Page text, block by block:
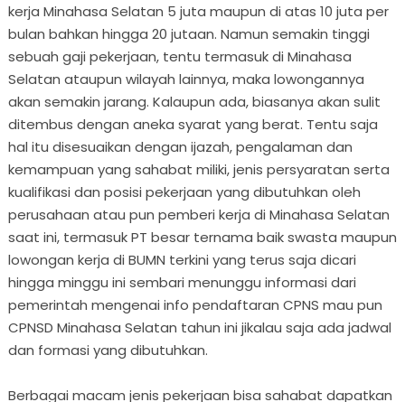
kerja Minahasa Selatan 5 juta maupun di atas 10 juta per
bulan bahkan hingga 20 jutaan. Namun semakin tinggi
sebuah gaji pekerjaan, tentu termasuk di Minahasa
Selatan ataupun wilayah lainnya, maka lowongannya
akan semakin jarang. Kalaupun ada, biasanya akan sulit
ditembus dengan aneka syarat yang berat. Tentu saja
hal itu disesuaikan dengan ijazah, pengalaman dan
kemampuan yang sahabat miliki, jenis persyaratan serta
kualifikasi dan posisi pekerjaan yang dibutuhkan oleh
perusahaan atau pun pemberi kerja di Minahasa Selatan
saat ini, termasuk PT besar ternama baik swasta maupun
lowongan kerja di BUMN terkini yang terus saja dicari
hingga minggu ini sembari menunggu informasi dari
pemerintah mengenai info pendaftaran CPNS mau pun
CPNSD Minahasa Selatan tahun ini jikalau saja ada jadwal
dan formasi yang dibutuhkan.
Berbagai macam jenis pekerjaan bisa sahabat dapatkan